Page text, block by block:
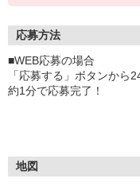
応募方法
■WEB応募の場合
「応募する」ボタンから
約1分で応募完了！
地図